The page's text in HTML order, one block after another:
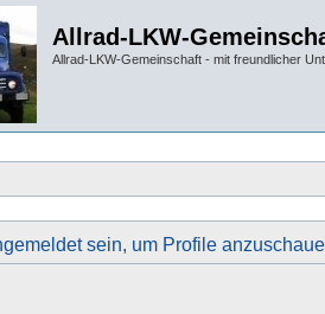
Allrad-LKW-
Allrad-LKW-Gemeinschaft - mit freundlicher
sein, um Profile